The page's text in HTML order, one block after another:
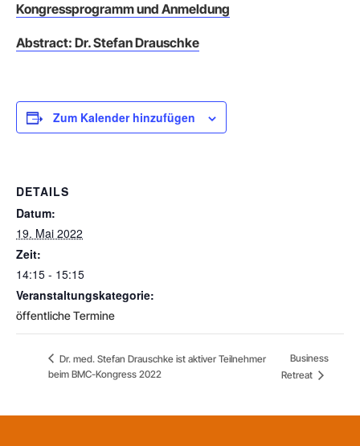
Kongressprogramm und Anmeldung
Abstract: Dr. Stefan Drauschke
Zum Kalender hinzufügen
DETAILS
Datum:
19. Mai 2022
Zeit:
14:15 - 15:15
Veranstaltungskategorie:
öffentliche Termine
Dr. med. Stefan Drauschke ist aktiver Teilnehmer
beim BMC-Kongress 2022
Business
Retreat